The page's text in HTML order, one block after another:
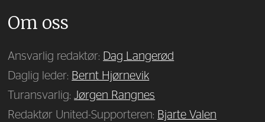
Om oss
Ansvarlig redaktør: Dag Langerød
Daglig leder: Bernt Hjørnevik
Turansvarlig:Jørgen Rangnes
Redaktør United-Supporteren: Bjarte Valen